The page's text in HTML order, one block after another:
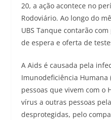
20, a ação acontece no
Rodoviário. Ao longo do
UBS Tanque contarão
de espera e oferta de
A Aids é causada pela
Imunodeficiência Humana
pessoas que vivem com o
vírus a outras pessoas
desprotegidas, pelo